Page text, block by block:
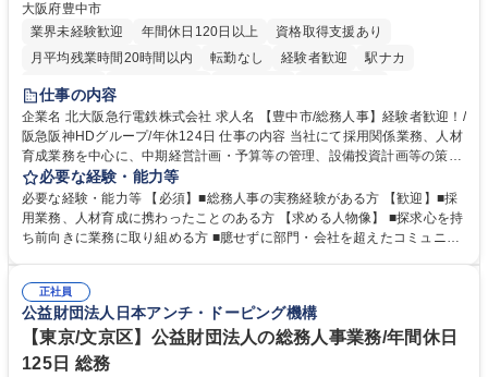
大阪府豊中市
業界未経験歓迎
年間休日120日以上
資格取得支援あり
月平均残業時間20時間以内
転勤なし 経験者歓迎
駅ナカ
退職金あり
土日祝休み
服装自由 昼食補助あり 食事補助あり
仕事の内容
企業名 北大阪急行電鉄株式会社 求人名 【豊中市/総務人事】経験者歓迎！/
阪急阪神HDグループ/年休124日 仕事の内容 当社にて採用関係業務、人材
育成業務を中心に、中期経営計画・予算等の管理、設備投資計画等の策
定、さらに社内の重要会議の運営等、経営の根幹となる幅広い総務人事業
務全般を担当していただきます。 【主な業務内容】 ■採用関係業務および
人材育成(社員研修)業務の推進 ■中期経営計画および予算等の管理 ■設備
投資計画等の策定 ■社内の重要会議の運営 ■その他総務人事業務全般 【入
務人事】経験者歓迎！/阪急阪神HDグループ/年休124日
必要な経験・能力等
必要な経験・能力等 【必須】■総務人事の実務経験がある方 【歓迎】■採
用業務、人材育成に携わったことのある方 【求める人物像】 ■探求心を持
ち前向きに業務に取り組める方 ■臆せずに部門・会社を超えたコミュニケ
囲のメンバーと協調しつつ主体性を持って能動的に業務を推進できる方 学
歴・資格 学歴：大学院 大学 高専 短大 専修学校 高校 語学力： 資格：
正社員
公益財団法人日本アンチ・ドーピング機構
【東京/文京区】公益財団法人の総務人事業務/年間休日
125日 総務